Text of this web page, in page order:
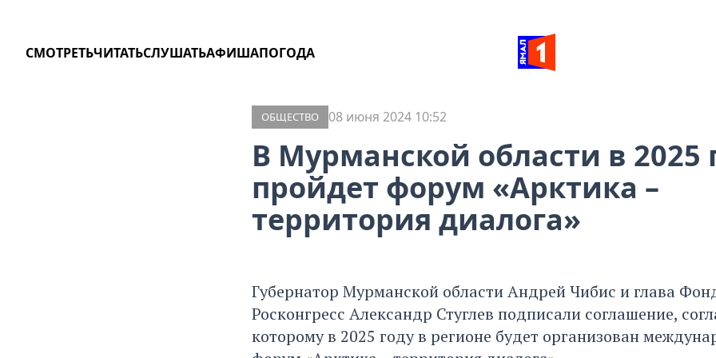
СМОТРЕТЬЧИТАТЬСЛУШАТЬАФИШАПОГОДА
ОБЩЕСТВО 08 июня 2024 10:52
В Мурманской области в 2025
пройдет форум «Арктика –
территория диалога»
Губернатор Мурманской области Андрей Чибис и глава
Росконгресс Александр Стуглев подписали соглашение,
которому в 2025 году в регионе будет организован